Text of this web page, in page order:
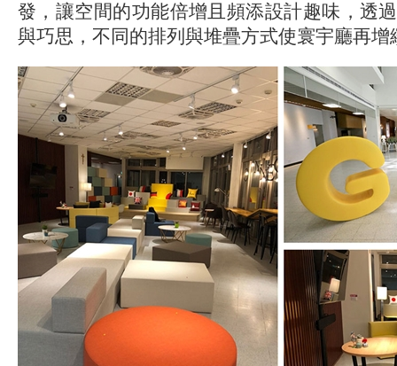
發，讓空間的功能倍增且頻添設計趣味，透
與巧思，不同的排列與堆疊方式使寰宇廳再增